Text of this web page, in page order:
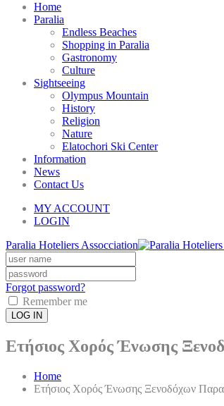
Home
Paralia
Endless Beaches
Shopping in Paralia
Gastronomy
Culture
Sightseeing
Olympus Mountain
History
Religion
Nature
Elatochori Ski Center
Information
News
Contact Us
MY ACCOUNT
LOGIN
Paralia Hoteliers Assocciation
Forgot password?
Remember me
LOG IN
Ετήσιος Χορός Ένωσης
Home
Ετήσιος Χορός Ένωσης Ξενοδόχων